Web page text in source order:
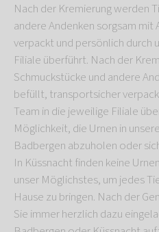
Nach der Kremierung werden
andere Andenken sorgsam
verpackt und persönlich durch
Filiale überführt. Nach der
Schmuckstücke und andere
befüllt, transportsicher
Team in die jeweilige Filiale
Möglichkeit, die Urnen in
Badbergen abzuholen oder
In Küssnacht finden keine
unser Möglichstes, um jedes
Hause zu bringen. Nach der
Sie immer herzlich dazu